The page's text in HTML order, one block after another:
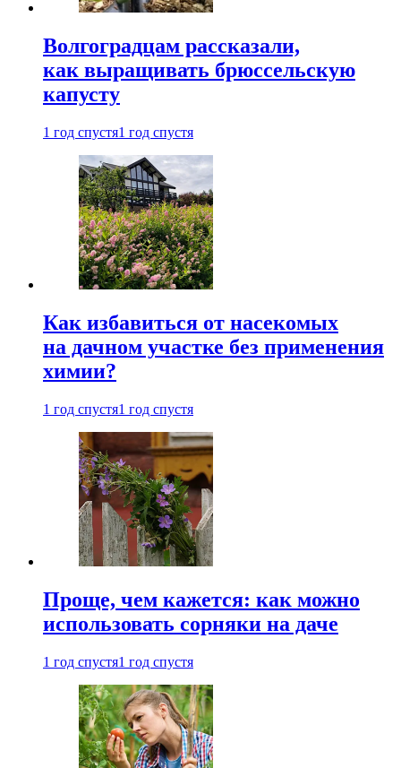
Волгоградцам рассказали,
как выращивать брюссельскую
капусту
1 год спустя1 год спустя
Как избавиться от насекомых
на дачном участке без применения
химии?
1 год спустя1 год спустя
Проще, чем кажется: как можно
использовать сорняки на даче
1 год спустя1 год спустя